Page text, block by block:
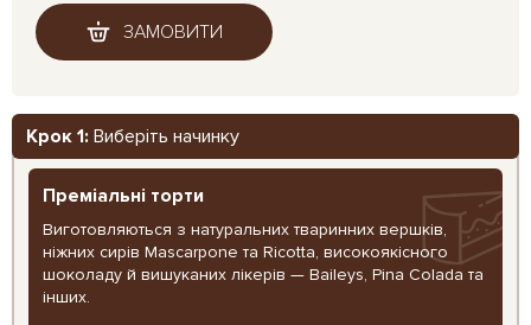
ЗАМОВИТИ
Крок 1: Виберіть начинку
Преміальні торти
Виготовляються з натуральних тваринних вершків,
ніжних сирів Mascarpone та Ricotta, високоякісного
шоколаду й вишуканих лікерів — Baileys, Pina Colada та
інших.